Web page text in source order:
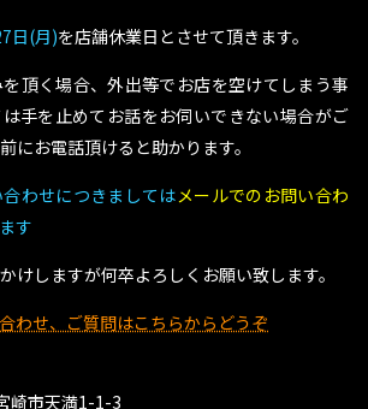
日(月)を店舗休業日とさせて頂きます。
頂く場合、外出等でお店を空けてしまう事
手を止めてお話をお伺いできない場合がご
にお電話頂けると助かります。
わせにつきましてはメールでのお問い合わ
す
けしますが何卒よろしくお願い致します。
わせ、ご質問はこちらからどうぞ
崎市天満1-1-3